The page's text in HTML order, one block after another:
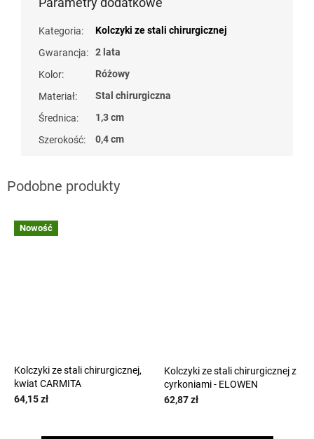
Kategoria:
Kolczyki ze stali chirurgicznej
Gwarancja:
2 lata
Kolor:
Różowy
Materiał:
Stal chirurgiczna
Średnica:
1,3 cm
Szerokość: 0,4 cm
Nowość
Kolczyki ze stali chirurgicznej,
kwiat CARMITA
64,15 zł
Kolczyki ze stali chirurgicznej z
cyrkoniami - ELOWEN
62,87 zł